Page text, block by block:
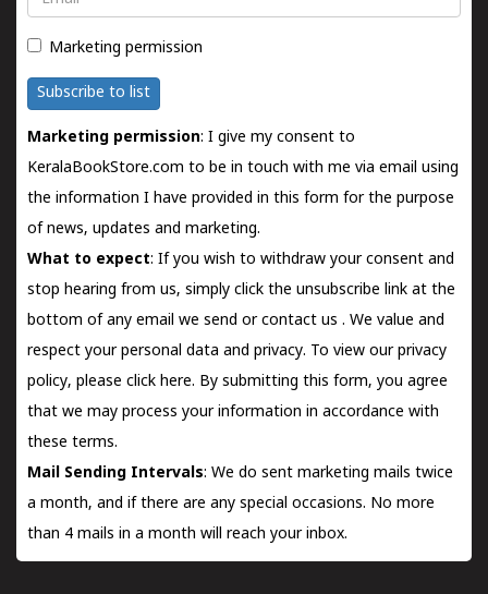
Marketing permission
Subscribe to list
Marketing permission: I give my consent to
KeralaBookStore.com to be in touch with me via email using
the information I have provided in this form for the purpose
of news, updates and marketing.
What to expect: If you wish to withdraw your consent and
stop hearing from us, simply click the unsubscribe link at the
bottom of any email we send orcontact us . We value and
respect your personal data and privacy. To view our privacy
policy, please click here. By submitting this form, you agree
that we may process your information in accordance with
these terms.
Mail Sending Intervals: We do sent marketing mails twice
a month, and if there are any special occasions. No more
than 4 mails in a month will reach your inbox.